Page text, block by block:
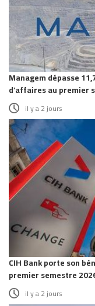
Managem dépasse
d’affaires au premier
il y a 2 jours
CIH Bank porte son
premier semestre
il y a 2 jours